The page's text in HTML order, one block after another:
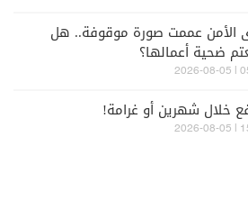
الأمن عممت صورة موقوفة.. هل
ضحية أعمالها؟
خلال شهرين أو غرامة!